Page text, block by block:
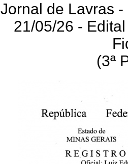
Jornal de Lavras
21/05/26 -
(3ª